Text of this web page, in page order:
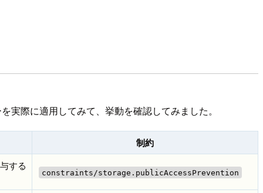
実際に適用してみて、挙動を確認してみました。
制約
する
constraints/storage.publicAccessPrevention